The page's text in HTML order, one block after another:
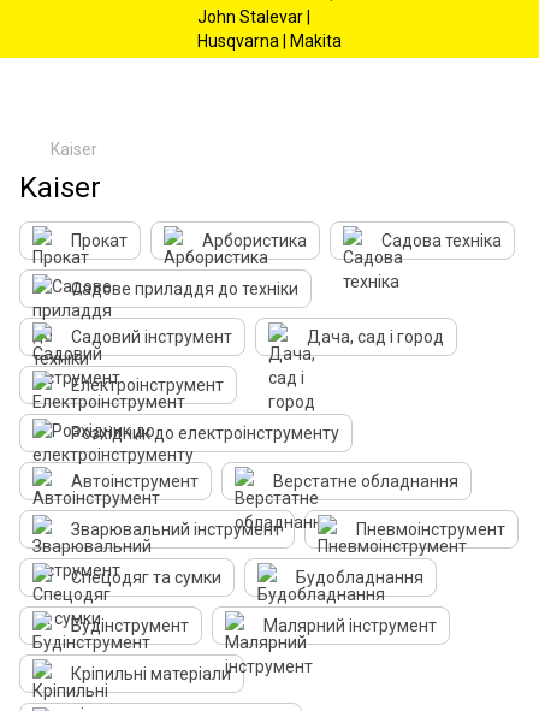
Kaiser
Kaiser
Прокат Арбористика Садова техніка
Садове приладдя до техніки
Садовий інструмент Дача, сад і город
Електроінструмент
Розхідник до електроінструменту
Автоінструмент Верстатне обладнання
Зварювальний інструмент Пневмоінструмент
Спецодяг та сумки Будобладнання
Будінструмент Малярний інструмент
Кріпильні матеріали